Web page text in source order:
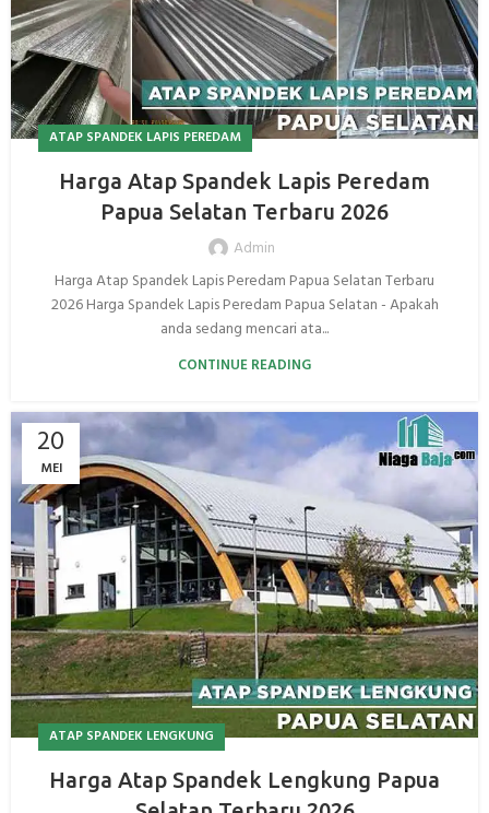
ATAP SPANDEK LAPIS PEREDAM
Harga Atap Spandek Lapis Peredam
Papua Selatan Terbaru 2026
Admin
Harga Atap Spandek Lapis Peredam Papua Selatan Terbaru
2026 Harga Spandek Lapis Peredam Papua Selatan - Apakah
anda sedang mencari ata...
CONTINUE READING
20
MEI
ATAP SPANDEK LENGKUNG
Harga Atap Spandek Lengkung Papua